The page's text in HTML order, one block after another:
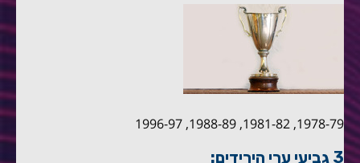
1978-79, 1981-82, 1988-89, 1996-97
3 גביעי ערי הירידים: